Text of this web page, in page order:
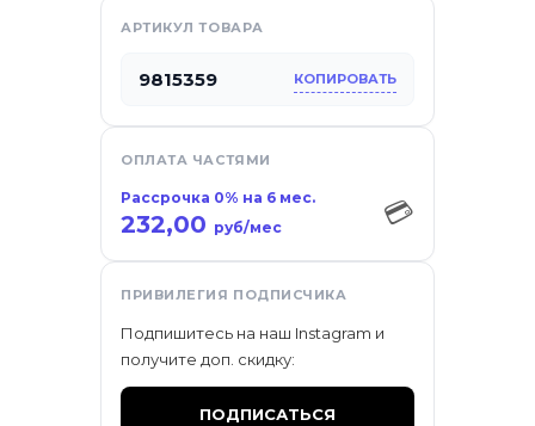
АРТИКУЛ ТОВАРА
9815359 КОПИРОВАТЬ
ОПЛАТА ЧАСТЯМИ
Рассрочка 0% на 6 мес.
232,00 руб/мес 💳
ПРИВИЛЕГИЯ ПОДПИСЧИКА
Подпишитесь на наш Instagram и
получите доп. скидку:
ПОДПИСАТЬСЯ